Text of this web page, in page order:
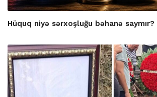
Hüquq niyə sərxoşluğu bəhanə saymır?